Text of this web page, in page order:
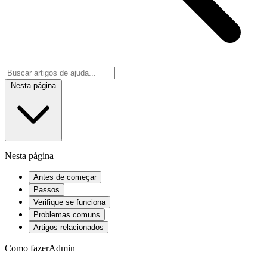
Nesta página
Nesta página
Antes de começar
Passos
Verifique se funciona
Problemas comuns
Artigos relacionados
Como fazerAdmin